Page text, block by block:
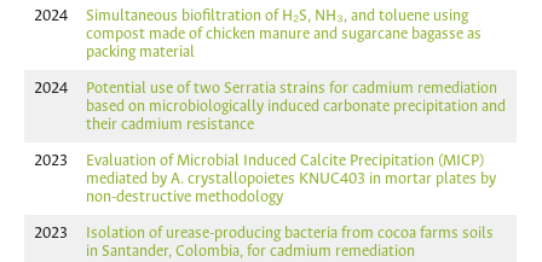
2024
Simultaneous biofiltration of H₂S, NH₃, and toluene using
compost made of chicken manure and sugarcane bagasse as
packing material
2024
Potential use of two Serratia strains for cadmium remediation
based on microbiologically induced carbonate precipitation and
their cadmium resistance
2023
Evaluation of Microbial Induced Calcite Precipitation (MICP)
mediated by A. crystallopoietes KNUC403 in mortar plates by
non-destructive methodology
2023
Isolation of urease-producing bacteria from cocoa farms soils
in Santander, Colombia, for cadmium remediation